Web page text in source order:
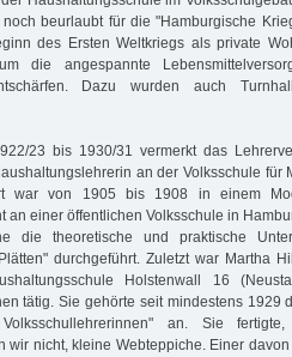
beurlaubt für die "Hamburgische
des Ersten Weltkriegs als private
die angespannte
Dazu wurden auch
23 bis 1930/31 vermerkt das
an der Volksschule für
war von 1905 bis 1908 in einem
an einer öffentlichen Volksschule in
die theoretische und praktische
durchgeführt. Zuletzt war Martha
Holstenwall 16
tätig. Sie gehörte seit mindestens 1929
Volksschullehrerinnen" an. Sie
wir nicht, kleine Webteppiche. Einer